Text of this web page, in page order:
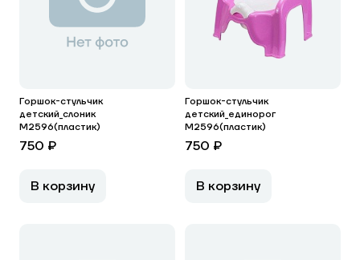
Горшок-стульчик
детский_слоник
М2596(пластик)
750 ₽
В корзину
Горшок-стульчик
детский_единорог
М2596(пластик)
750 ₽
В корзину